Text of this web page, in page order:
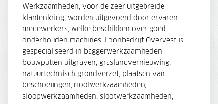
Werkzaamheden, voor de zeer uitgebreide
klantenkring, worden uitgevoerd door ervaren
medewerkers, welke beschikken over goed
onderhouden machines. Loonbedrijf Overvest is
gespecialiseerd in baggerwerkzaamheden,
bouwputten uitgraven, graslandvernieuwing,
natuurtechnisch grondverzet, plaatsen van
beschoeiingen, rioolwerkzaamheden,
sloopwerkzaamheden, slootwerkzaamheden,